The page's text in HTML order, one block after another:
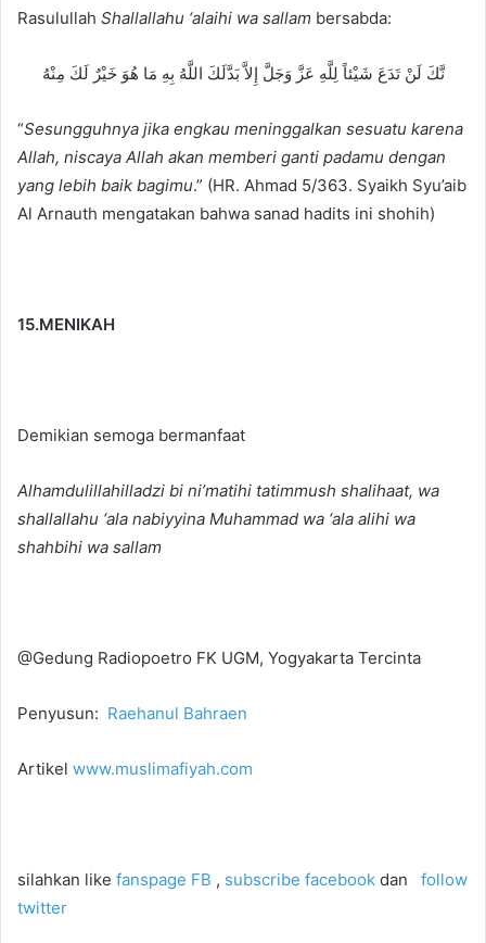
Rasulullah Shallallahu ‘alaihi wa sallam bersabda:
نَّكَ لَنْ تَدَعَ شَيْئاً لِلَّهِ عَزَّ وَجَلَّ إِلاَّ بَدَّلَكَ اللَّهُ بِهِ مَا هُوَ خَيْرٌ لَكَ مِنْهُ
“Sesungguhnya jika engkau meninggalkan sesuatu karena
Allah, niscaya Allah akan memberi ganti padamu dengan
yang lebih baik bagimu.” (HR. Ahmad 5/363. Syaikh Syu’aib
Al Arnauth mengatakan bahwa sanad hadits ini shohih)
15.MENIKAH
Demikian semoga bermanfaat
Alhamdulillahilladzi bi ni’matihi tatimmush shalihaat, wa
shallallahu ‘ala nabiyyina Muhammad wa ‘ala alihi wa
shahbihi wa sallam
@Gedung Radiopoetro FK UGM, Yogyakarta Tercinta
Penyusun: Raehanul Bahraen
Artikel www.muslimafiyah.com
silahkan like fanspage FB , subscribe facebook dan
follow
twitter